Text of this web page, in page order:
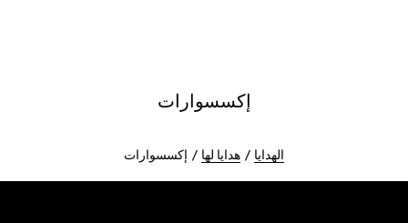
إكسسوارات
الهدايا هدايا لها إكسسوارات